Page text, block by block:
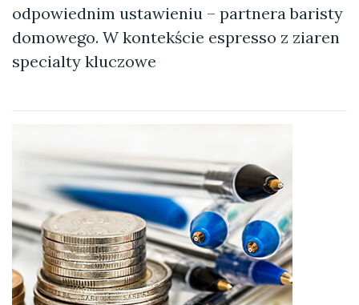
odpowiednim ustawieniu – partnera baristy
domowego. W kontekście espresso z ziaren
specialty kluczowe